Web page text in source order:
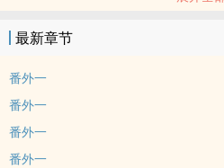
最新章节
番外一
番外一
番外一
番外一